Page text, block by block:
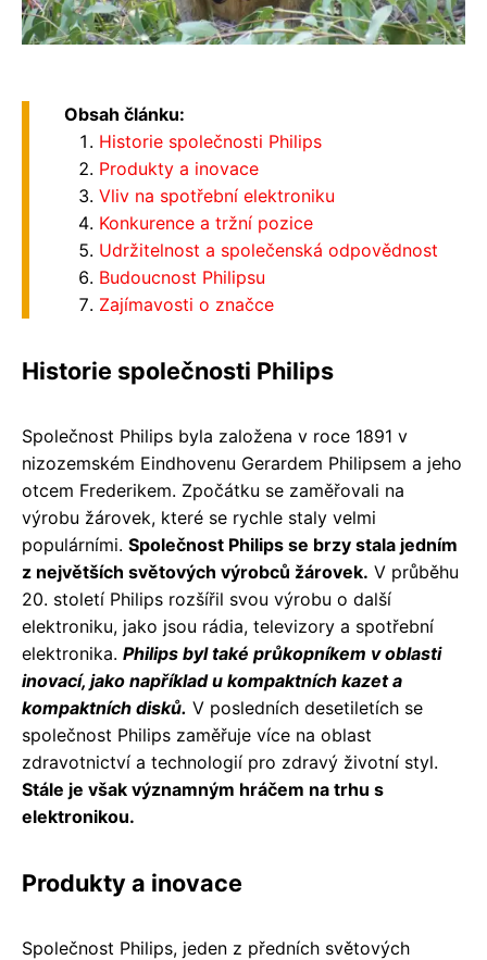
Obsah článku:
Historie společnosti Philips
Produkty a inovace
Vliv na spotřební elektroniku
Konkurence a tržní pozice
Udržitelnost a společenská odpovědnost
Budoucnost Philipsu
Zajímavosti o značce
Historie společnosti Philips
Společnost Philips byla založena v roce 1891 v
nizozemském Eindhovenu Gerardem Philipsem a jeho
otcem Frederikem. Zpočátku se zaměřovali na
výrobu žárovek, které se rychle staly velmi
populárními. Společnost Philips se brzy stala jedním
z největších světových výrobců žárovek. V průběhu
20. století Philips rozšířil svou výrobu o další
elektroniku, jako jsou rádia, televizory a spotřební
elektronika. Philips byl také průkopníkem v oblasti
inovací, jako například u kompaktních kazet a
kompaktních disků. V posledních desetiletích se
společnost Philips zaměřuje více na oblast
zdravotnictví a technologií pro zdravý životní styl.
Stále je však významným hráčem na trhu s
elektronikou.
Produkty a inovace
Společnost Philips, jeden z předních světových